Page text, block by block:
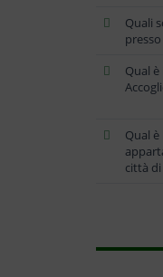
Quali
Qual
Qual
città di